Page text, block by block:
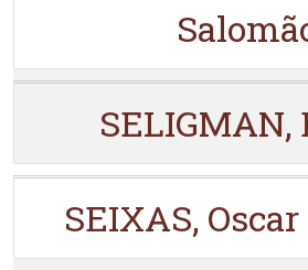
SELIGMAN,
SEIXAS,